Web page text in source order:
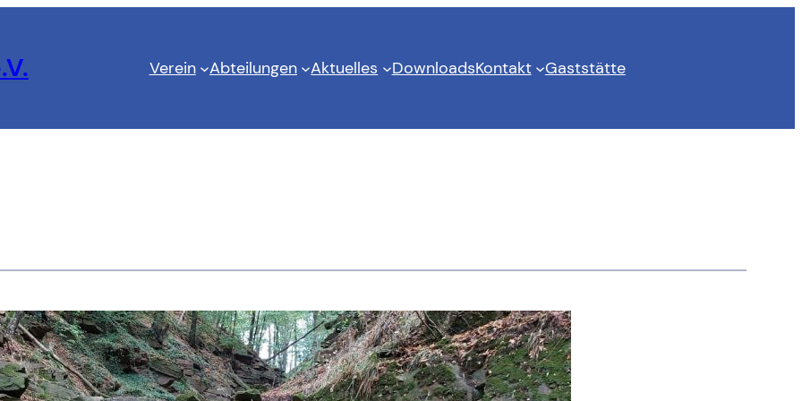
Verein Abteilungen Aktuelles DownloadsKontakt Gaststätte